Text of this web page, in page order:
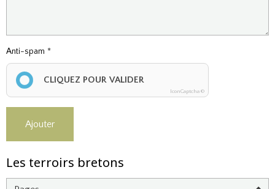
Anti-spam
CLIQUEZ POUR VALIDER
IconCaptcha ©
Ajouter
Les terroirs bretons